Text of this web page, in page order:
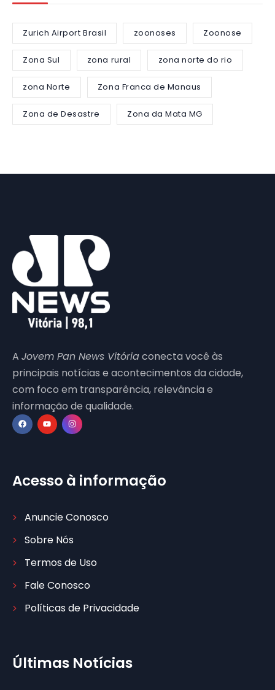
Zurich Airport Brasil zoonoses Zoonose
Zona Sul zona rural zona norte do rio
zona Norte Zona Franca de Manaus
Zona de Desastre Zona da Mata MG
A Jovem Pan News Vitóriaconecta você às
principais notícias e acontecimentos da cidade,
com foco em transparência, relevância e
informação de qualidade.
Acesso à informação
Anuncie Conosco
Sobre Nós
Termos de Uso
Fale Conosco
Políticas de Privacidade
Últimas Notícias